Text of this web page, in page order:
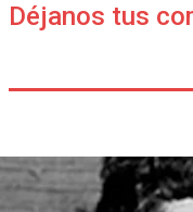
Déjanos tus